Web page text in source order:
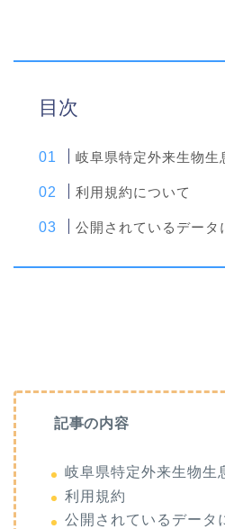
目次
岐阜県特定外来生物生
利用規約について
公開されているデータ
記事の内容
岐阜県特定外来生物生
利用規約
公開されているデータ